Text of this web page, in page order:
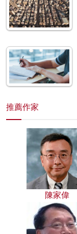
推薦作家
陳家偉